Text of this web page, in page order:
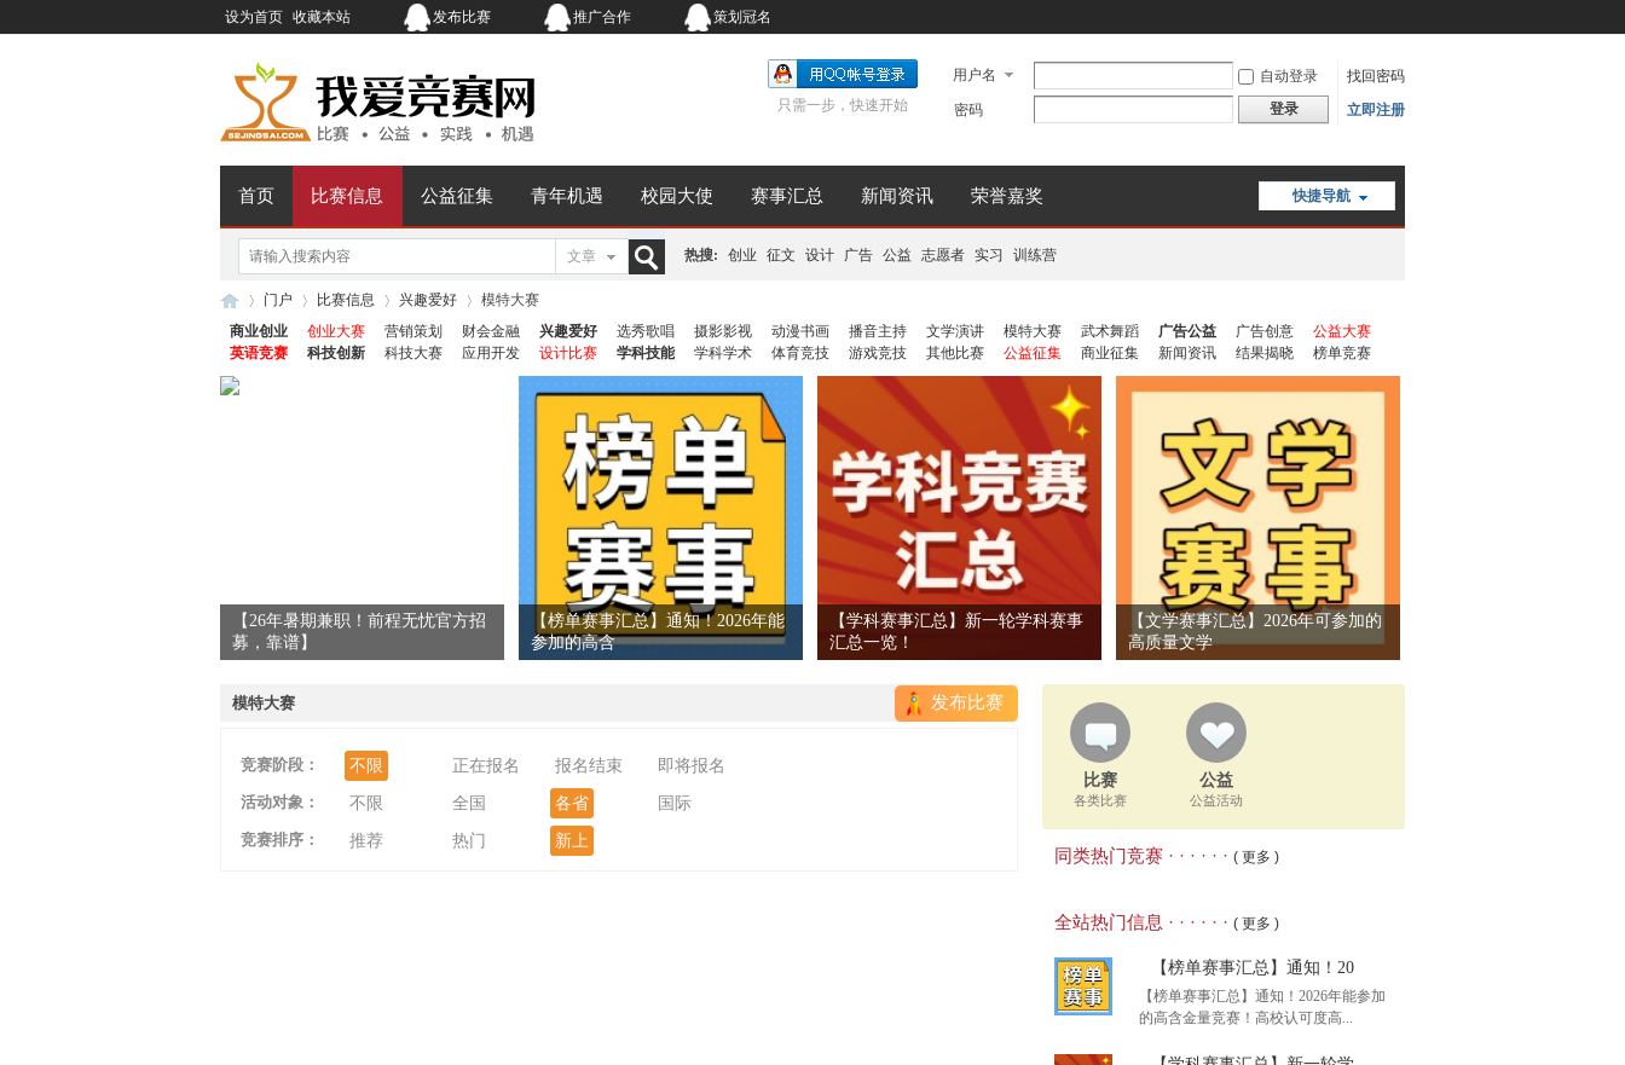
设为首页 收藏本站 发布比赛 推广合作 策划冠名
用户名 自动登录
找回密码
密码
登录 立即注册
只需一步，快速开始
快捷导航
首页 比赛信息 公益征集 青年机遇 校园大使 赛事汇总 新闻资讯 荣誉嘉奖
文章
索
热搜: 创业 征文 设计 广告 公益 志愿者 实习 训练营
爱
门户 比赛信息 兴趣爱好
模特大赛
商业创业
创业大赛 营销策划 财会金融 兴趣爱好 选秀歌唱 摄影影视 动漫书画 播音主持 文学演讲 模特大赛 武术舞蹈 广告公益 广告创意
公益大赛
英语竞赛
科技创新 科技大赛 应用开发 设计比赛 学科技能 学科学术 体育竞技 游戏竞技 其他比赛 公益征集 商业征集 新闻资讯 结果揭晓 榜单竞赛
【26年暑期兼职！前程无忧官方招
募，靠谱】
【榜单赛事汇总】通知！2026年能
参加的高含
【学科赛事汇总】新一轮学科赛事
汇总一览！
【文学赛事汇总】2026年可参加的
高质量文学
发布比赛
模特大赛
竞赛阶段： 不限 正在报名 报名结束
即将报名
活动对象：
不限 全国 各省
国际
竞赛排序：
推荐 热门 新上
比赛
各类比赛
公益
公益活动
同类热门竞赛 · · · · · · ( 更多 )
全站热门信息 · · · · · · ( 更多 )
【榜单赛事汇总】通知！20
【榜单赛事汇总】通知！2026年能参加
的高含金量竞赛！高校认可度高...